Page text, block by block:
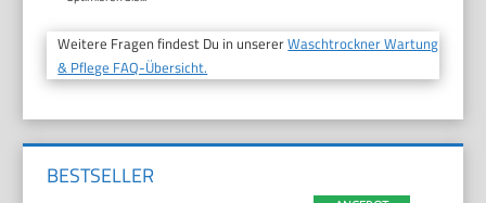
Weitere Fragen findest Du in unsererWaschtrockner Wartung
& Pflege FAQ-Übersicht.
BESTSELLER